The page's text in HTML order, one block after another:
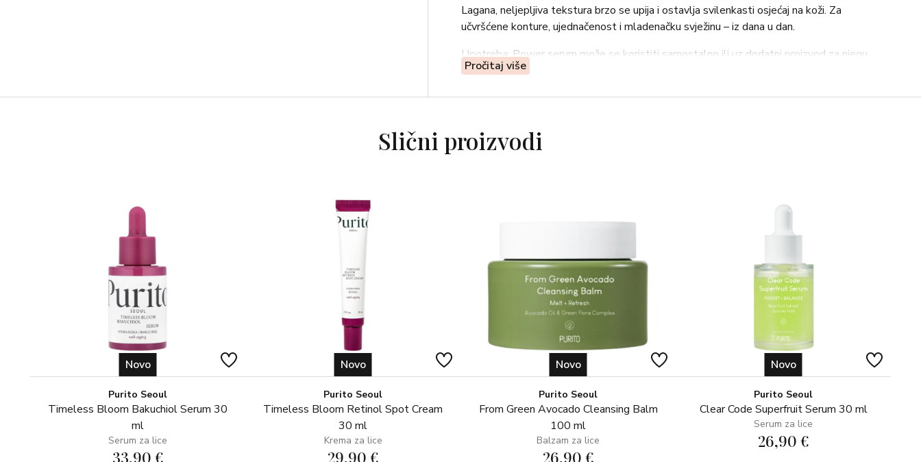
Lagana, neljepljiva tekstura brzo se upija i ostavlja svilenkasti osjećaj na koži. Za
učvršćene konture, ujednačenost i mladenačku svježinu – iz dana u dan.
Upotreba: Power serum može se koristiti samostalno ili uz dodatni proizvod za njegu,
ovisno o potrebama kože. Ujutro i navečer, nakon temeljitog čišćenja, nanesite dovoljnu
Pročitaj više
Slični proizvodi
Novo
Purito Seoul
Timeless Bloom Bakuchiol Serum 30
ml
Serum za lice
33,90 €
Novo
Purito Seoul
Timeless Bloom Retinol Spot Cream
30 ml
Krema za lice
29,90 €
Novo
Purito Seoul
From Green Avocado Cleansing Balm
100 ml
Balzam za lice
26,90 €
Novo
Purito Seoul
Clear Code Superfruit Serum 30 ml
Serum za lice
26,90 €